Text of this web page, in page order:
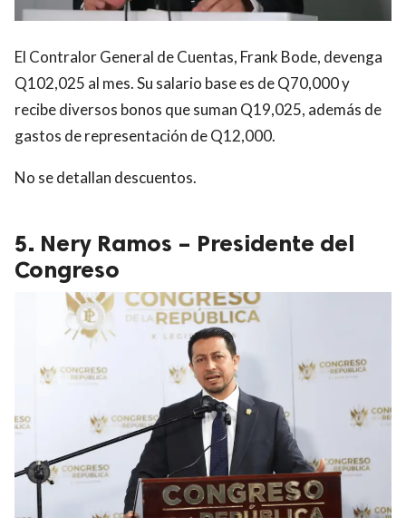
El Contralor General de Cuentas, Frank Bode, devenga
Q102,025 al mes. Su salario base es de Q70,000 y
recibe diversos bonos que suman Q19,025, además de
gastos de representación de Q12,000.
No se detallan descuentos.
5. Nery Ramos – Presidente del
Congreso